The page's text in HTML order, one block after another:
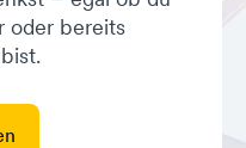
oder bereits